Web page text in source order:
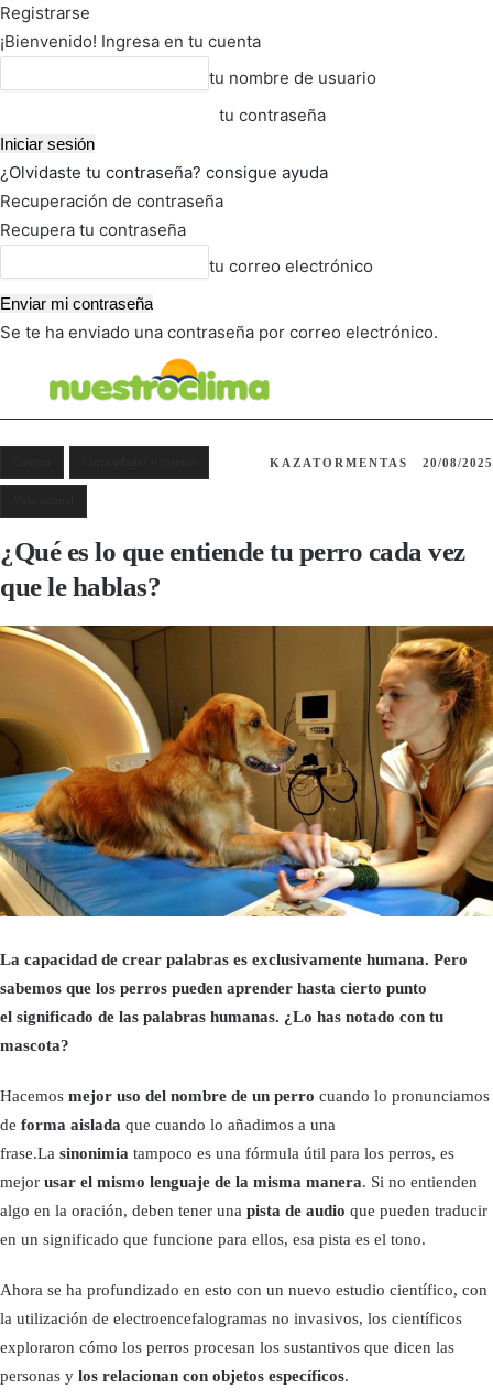
Registrarse
¡Bienvenido! Ingresa en tu cuenta
tu nombre de usuario
tu contraseña
¿Olvidaste tu contraseña? consigue ayuda
Recuperación de contraseña
Recupera tu contraseña
tu correo electrónico
Se te ha enviado una contraseña por correo electrónico.
KAZATORMENTAS 20/08/2025
¿Qué es lo que entiende tu perro cada vez
que le hablas?
La capacidad de crear palabras es exclusivamente humana. Pero
sabemos que los perros pueden aprender hasta cierto punto
el significado de las palabras humanas. ¿Lo has notado con tu
mascota?
Hacemos mejor uso del nombre de un perro cuando lo pronunciamos
de forma aislada que cuando lo añadimos a una
frase.La sinonimia tampoco es una fórmula útil para los perros, es
mejor usar el mismo lenguaje de la misma manera. Si no entienden
algo en la oración, deben tener una pista de audio que pueden traducir
en un significado que funcione para ellos, esa pista es el tono.
Ahora se ha profundizado en esto con un nuevo estudio científico, con
la utilización de electroencefalogramas no invasivos, los científicos
exploraron cómo los perros procesan los sustantivos que dicen las
personas y los relacionan con objetos específicos.